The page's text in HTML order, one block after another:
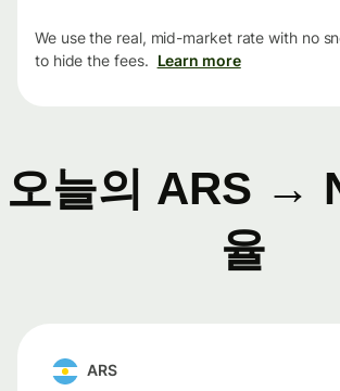
We use the real, mid-market rate with no
to hide the fees. Learn more
오늘의 ARS →
율
ARS